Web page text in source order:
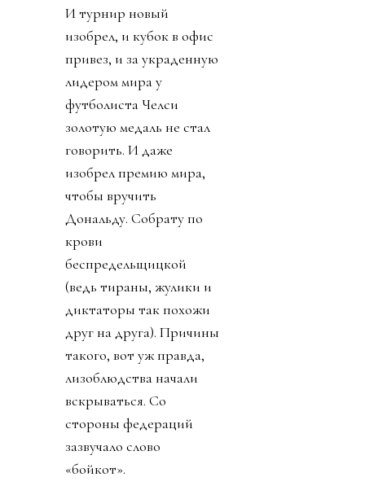
И турнир новый
изобрел, и кубок в офис
привез, и за украденную
лидером мира у
футболиста Челси
золотую медаль не стал
говорить. И даже
изобрел премию мира,
чтобы вручить
Дональду. Собрату по
крови
беспредельщицкой
(ведь тираны, жулики и
диктаторы так похожи
друг на друга). Причины
такого, вот уж правда,
лизоблюдства начали
вскрываться. Со
стороны федераций
зазвучало слово
«бойкот».